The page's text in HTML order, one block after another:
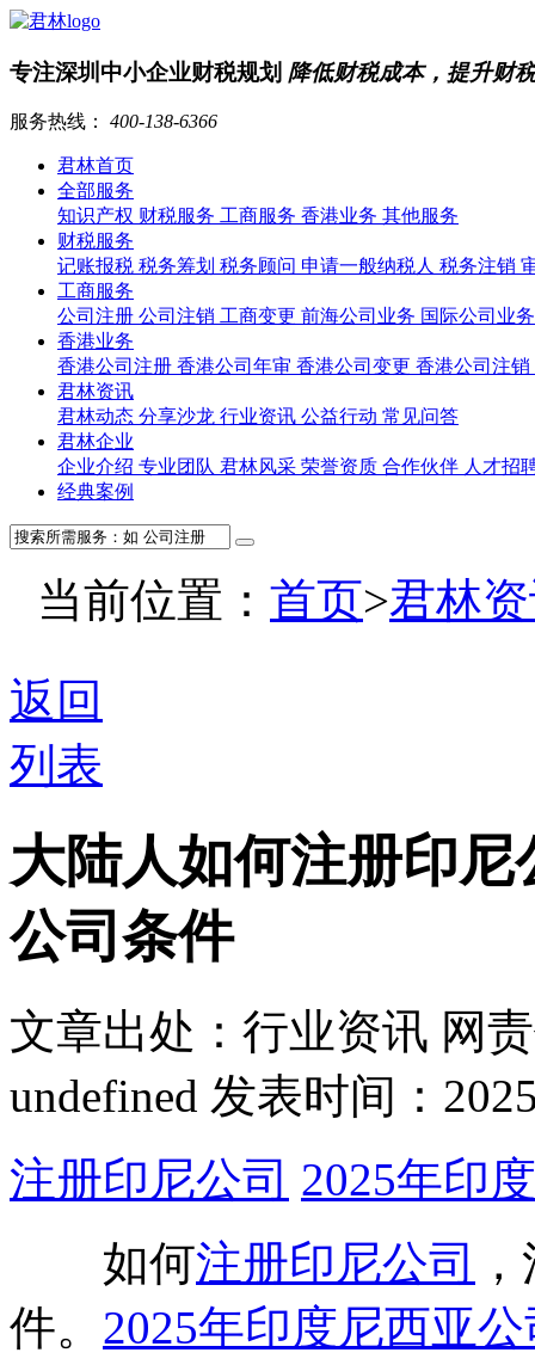
专注深圳中小企业财税规划 降低财税成本，提升财
服务热线： 400-138-6366
君林首页
全部服务
知识产权 财税服务 工商服务 香港业务 其他服务
财税服务
记账报税 税务筹划 税务顾问 申请一般纳税人 税务注销
工商服务
公司注册 公司注销 工商变更 前海公司业务 国际公司业
香港业务
香港公司注册 香港公司年审 香港公司变更 香港公司注销
君林资讯
君林动态 分享沙龙 行业资讯 公益行动 常见问答
君林企业
企业介绍 专业团队 君林风采 荣誉资质 合作伙伴 人才招
经典案例
当前位置： 首页>君林
返回
列表
大陆人如何注册印
公司条件
文章出处：行业资讯 网
undefined 发表时间：
注册印尼公司 2025年印
如何注册印尼公司
件。 2025年印度尼西亚